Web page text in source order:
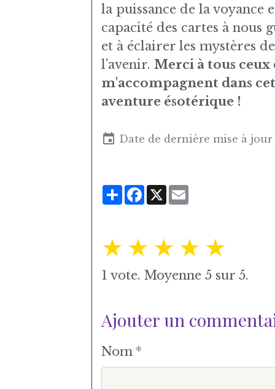
la puissance de la voyance
capacité des cartes à nous
et à éclairer les mystères de
l'avenir.Merci à tous ceux
m'accompagnent dans
aventure ésotérique !
Date de dernière mise à jour
Partager
Facebook
X
★ ★ ★ ★ ★
1 vote. Moyenne5 sur 5.
Ajouter un
Nom